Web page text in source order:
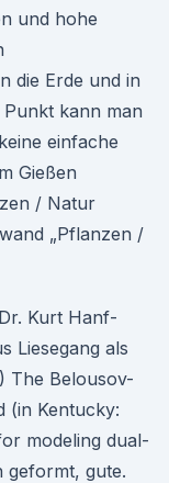
und hohe
die Erde und in
kann man
einfache
Gießen
/ Natur
„Pflanzen /
Kurt Hanf-
Liesegang als
The Belousov-
(in Kentucky:
modeling dual-
gute.